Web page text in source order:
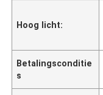
Hoog licht:
Betalingsconditie
s